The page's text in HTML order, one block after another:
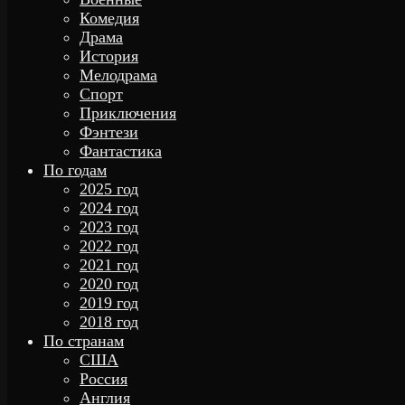
Комедия
Драма
История
Мелодрама
Спорт
Приключения
Фэнтези
Фантастика
По годам
2025 год
2024 год
2023 год
2022 год
2021 год
2020 год
2019 год
2018 год
По странам
США
Россия
Англия